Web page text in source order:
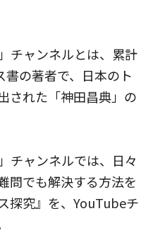
ャンネルとは、 累計
の著者で、日本のト
された「神田昌典」の
チャンネルでは、日々
問でも解決する方法を
探究』を、YouTubeチ